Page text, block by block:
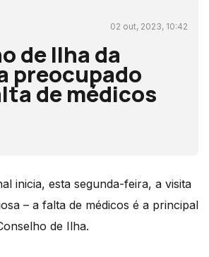
02 out, 2023, 10:42
de Ilha da
preocupado
de médicos
inicia, esta segunda-feira, a visita
– a falta de médicos é a principal
de Ilha.